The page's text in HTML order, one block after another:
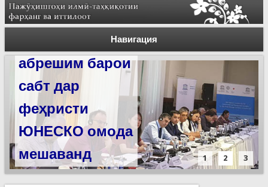
Навигация
Силсилаи
ёдгориҳои роҳи
абрешим барои
сабт дар
феҳристи
ЮНЕСКО омода
мешаванд
1 2 3